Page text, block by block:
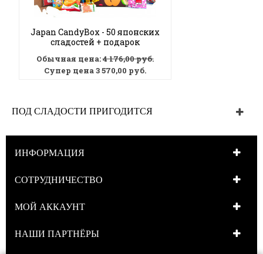
Japan CandyBox - 50 японских
сладостей + подарок
Обычная цена:4 176,00 руб.
Супер цена3 570,00 руб.
ПОД СЛАДОСТИ ПРИГОДИТСЯ
ИНФОРМАЦИЯ
СОТРУДНИЧЕСТВО
МОЙ АККАУНТ
НАШИ ПАРТНЁРЫ